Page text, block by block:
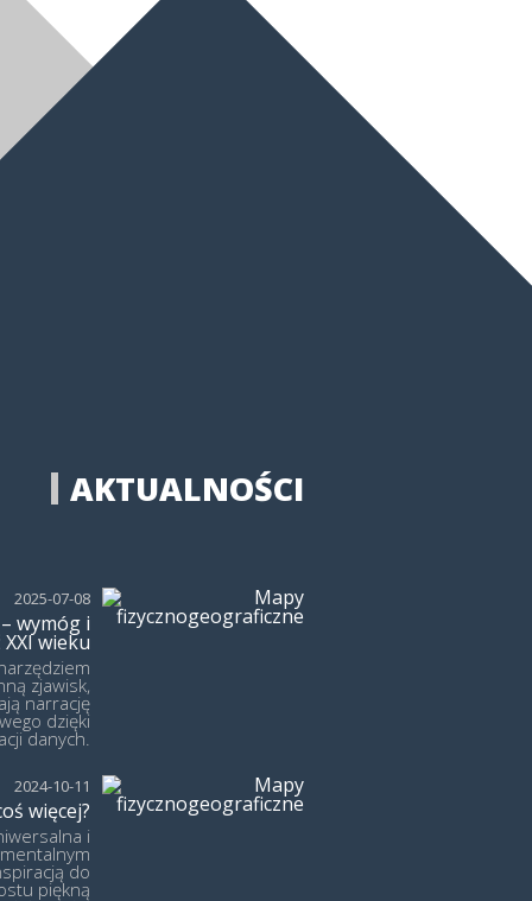
AKTUALNOŚCI
2025-07-08
wymóg i
wieku
zjawisk,
narrację
dzięki
danych.
2024-10-11
więcej?
i
do
piękną